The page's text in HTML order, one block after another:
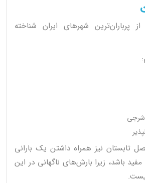
پرباران‌ترین شهرهای ایران شناخته
شرجی
تابستان نیز همراه داشتن یک بارانی
باشد، زیرا بارش‌های ناگهانی در این